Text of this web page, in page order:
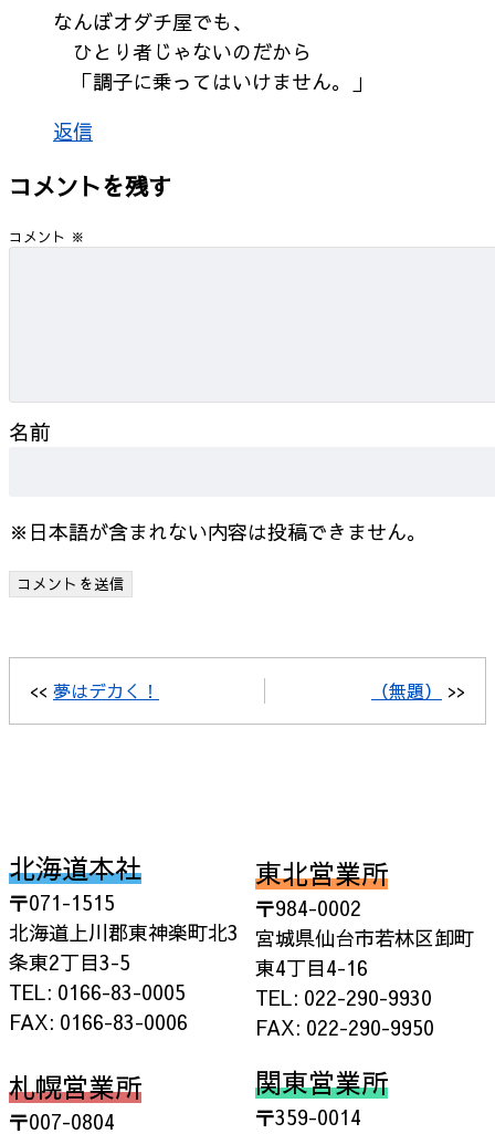
なんぼオダチ屋でも、
ひとり者じゃないのだから
「調子に乗ってはいけません。」
返信
コメントを残す
コメント ※
名前
※日本語が含まれない内容は投稿できません。
<< 夢はデカく！ （無題） >>
北海道本社
〒071-1515
北海道上川郡東神楽町北3
条東2丁目3-5
TEL: 0166-83-0005
FAX: 0166-83-0006
札幌営業所
〒007-0804
東北営業所
〒984-0002
宮城県仙台市若林区卸町
東4丁目4-16
TEL: 022-290-9930
FAX: 022-290-9950
関東営業所
〒359-0014